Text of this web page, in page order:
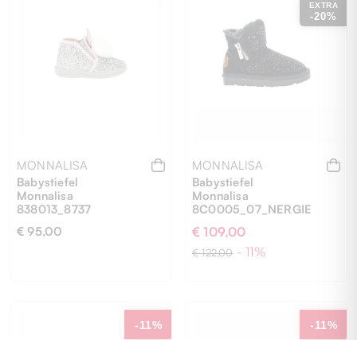
MONNALISA
Babystiefel
Monnalisa
838013_8737
€ 95,00
EXTRA
-20%
MONNALISA
Babystiefel
Monnalisa
8C0005_07_NERGIE
€ 109,00
€ 122,00 - 11%
-11% -11%